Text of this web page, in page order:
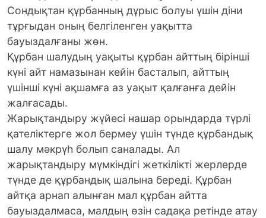
Сондықтан құрбанның дұрыс болуы үшін діни
тұрғыдан оның белгіленген уақытта
бауыздалғаны жөн.
Құрбан шалудың уақыты құрбан айттың бірінші
күні айт намазынан кейін басталып, айттың
үшінші күні ақшамға аз уақыт қалғанға дейін
жалғасады.
Жарықтандыру жүйесі нашар орындарда түрлі
қателіктерге жол бермеу үшін түнде құрбандық
шалу мәкрүһ болып саналады. Ал
жарықтандыру мүмкіндігі жеткілікті жерлерде
түнде де құрбандық шалына береді. Құрбан
айтқа арнап алынған мал құрбан айтта
бауыздалмаса, малдың өзін садақа ретінде атау